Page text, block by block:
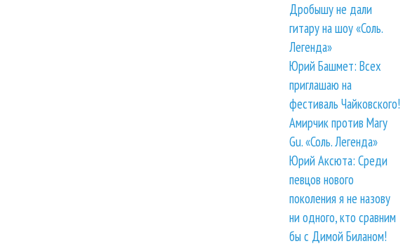
Дробышу не дали
гитару на шоу «Соль.
Легенда»
Юрий Башмет: Всех
приглашаю на
фестиваль Чайковского!
Амирчик против Mary
Gu. «Соль. Легенда»
Юрий Аксюта: Среди
певцов нового
поколения я не назову
ни одного, кто сравним
бы с Димой Биланом!